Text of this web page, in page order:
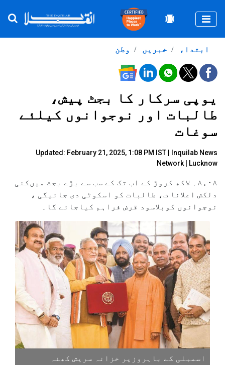
وطن خبریں ابتداء
یوپی سرکار کا بجٹ پیش،
طالبات اور نوجوانوں کیلئے
سوغات
Updated: February 21, 2025, 1:08 PM IST |
Inquilab News
Network
| Lucknow
۰۸ء۸؍ لاکھ کروڑ کے اب تک کے سب سے بڑے بجٹ میںکئی
دلکش اعلانا ت، طالبات کو اسکوٹی دی جائیگی ،
نوجوانوں کوبلاسود قرض فراہم کیاجائے گا۔
اسمبلی کے باہروزیر خزانہ سریش کھنہ